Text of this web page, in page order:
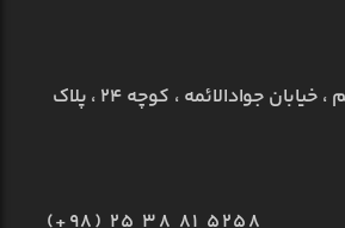
استان قم ، شهر قم ، خیابان جوادالائمه ، کوچه ۲۴ ، پلاک